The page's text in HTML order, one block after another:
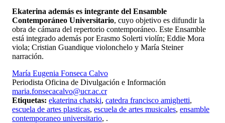
Ekaterina además es integrante del Ensamble
Contemporáneo Universitario, cuyo objetivo es difundir la
obra de cámara del repertorio contemporáneo. Este Ensamble
está integrado además por Erasmo Solerti violín; Eddie Mora
viola; Cristian Guandique violonchelo y María Steiner
narración.
María Eugenia Fonseca Calvo
Periodista Oficina de Divulgación e Información
maria.fonsecacalvo@ucr.ac.cr
Etiquetas: ekaterina chatski, catedra francisco amighetti,
escuela de artes plasticas, escuela de artes musicales, ensamble
contemporaneo universitario, .